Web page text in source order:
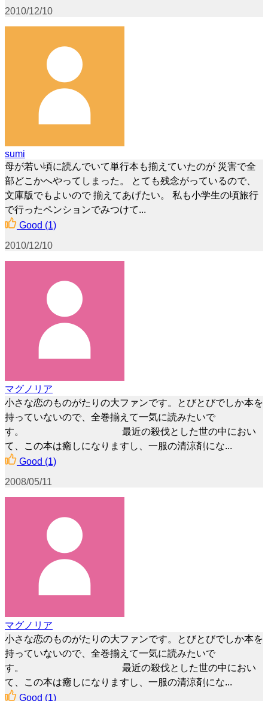
2010/12/10
sumi
母が若い頃に読んでいて単行本も揃えていたのが 災害で全
部どこかへやってしまった。 とても残念がっているので、
文庫版でもよいので 揃えてあげたい。 私も小学生の頃旅行
で行ったペンションでみつけて...
Good (1)
2010/12/10
マグノリア
小さな恋のものがたりの大ファンです。とびとびでしか本を
持っていないので、全巻揃えて一気に読みたいで
す。 最近の殺伐とした世の中におい
て、この本は癒しになりますし、一服の清涼剤にな...
Good (1)
2008/05/11
マグノリア
小さな恋のものがたりの大ファンです。とびとびでしか本を
持っていないので、全巻揃えて一気に読みたいで
す。 最近の殺伐とした世の中におい
て、この本は癒しになりますし、一服の清涼剤にな...
Good (1)